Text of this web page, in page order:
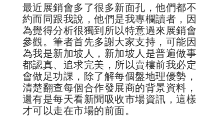
最近展銷會多了很多新面孔，他們都不
約而同跟我說，他們是我專欄讀者，因
為覺得分析很獨到所以特意過來展銷會
參觀。筆者首先多謝大家支持，可能因
為我是新加坡人，新加坡人是普遍做事
都認真、追求完美，所以賣樓前我必定
會做足功課，除了解每個盤地理優勢，
清楚翻查每個合作發展商的背景資料，
還有是每天看新聞吸收市場資訊，這樣
才可以走在市場的前面。